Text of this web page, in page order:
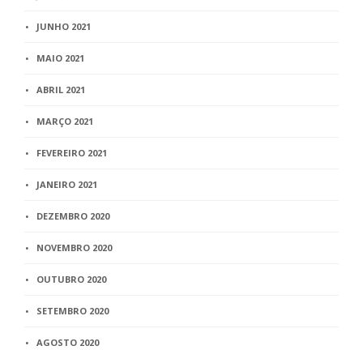
JUNHO 2021
MAIO 2021
ABRIL 2021
MARÇO 2021
FEVEREIRO 2021
JANEIRO 2021
DEZEMBRO 2020
NOVEMBRO 2020
OUTUBRO 2020
SETEMBRO 2020
AGOSTO 2020